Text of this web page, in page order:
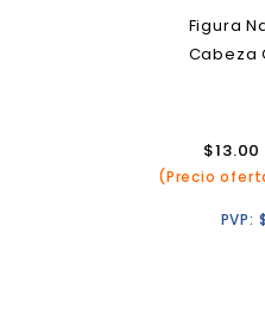
Figura
Cabeza
$13.00
(Precio
PVP: